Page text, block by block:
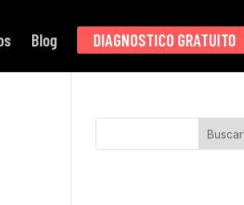
Blog DIAGNOSTICO GRATUITO
Buscar